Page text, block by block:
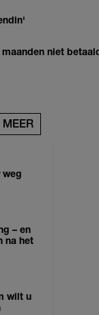
maanden niet
MEER
weg
– en
na het
wilt u